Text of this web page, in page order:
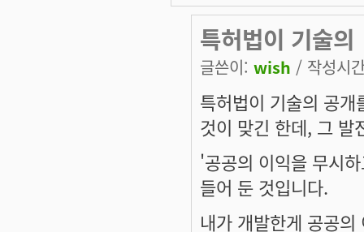
특허법이 기술의
글쓴이: wish / 작성시
특허법이 기술의 공
것이 맞긴 한데, 그 발
'공공의 이익을 무시
들어 둔 것입니다.
내가 개발한게 공공